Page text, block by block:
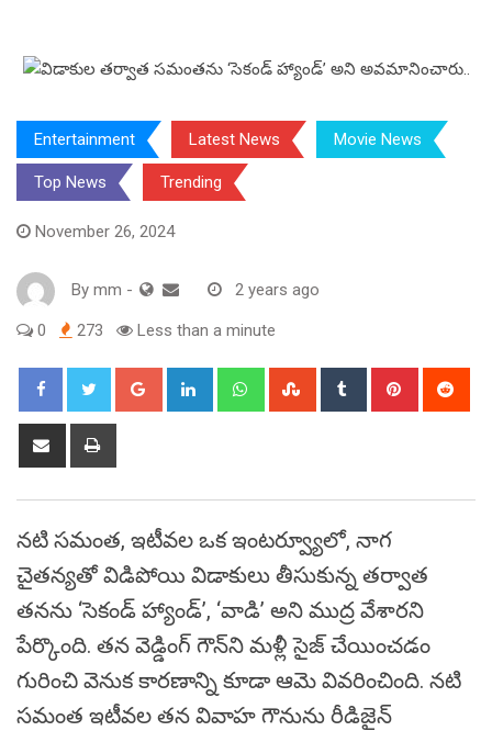
Entertainment Latest News Movie News
Top News Trending
November 26, 2024
By mm - 2 years ago
0 273 Less than a minute
Google+ LinkedIn WhatsappStumbleUpon
Tumblr Pinterest
Share
నటి సమంత, ఇటీవల ఒక ఇంటర్వ్యూలో, నాగ
చైతన్యతో విడిపోయి విడాకులు తీసుకున్న తర్వాత
తనను ‘సెకండ్ హ్యాండ్’, ‘వాడి’ అని ముద్ర వేశారని
పేర్కొంది. తన వెడ్డింగ్ గౌన్‌ని మళ్లీ సైజ్ చేయించడం
గురించి వెనుక కారణాన్ని కూడా ఆమె వివరించింది. నటి
సమంత ఇటీవల తన వివాహ గౌనును రీడిజైన్